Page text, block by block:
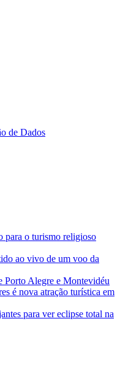
de Dados
para o turismo religioso
ao vivo de um voo da
Porto Alegre e Montevidéu
é nova atração turística em
para ver eclipse total na